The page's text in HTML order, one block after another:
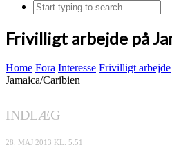
Frivilligt arbejde på
Home Fora Interesse Frivilligt arbejde
Jamaica/Caribien
INDLÆG
28. MAJ 2013 KL. 5:51